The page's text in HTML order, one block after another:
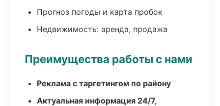
Прогноз погоды и карта пробок
Недвижимость: аренда, продажа
Преимущества работы с нами
Реклама с таргетингом по району
Актуальная информация 24/7,